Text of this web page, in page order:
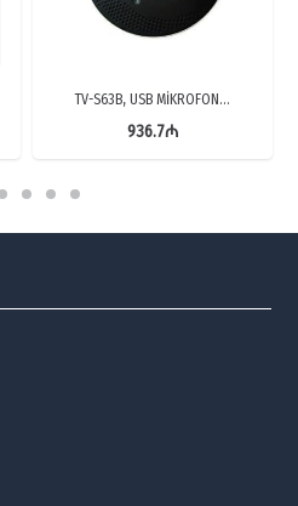
TV-S63B, USB MİKROFON…
936.7₼